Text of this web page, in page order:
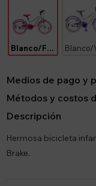
Blanco/Fucsia
Medios de pago y
Métodos y costos
Descripción
Hermosa bicicleta
Brake.